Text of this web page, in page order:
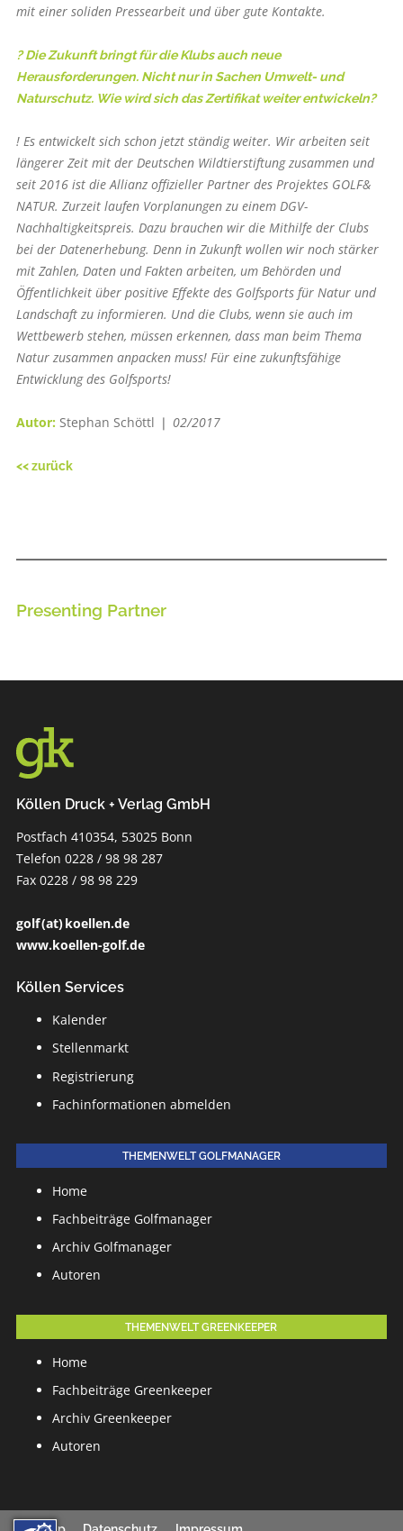
mit einer soliden Pressearbeit und über gute Kontakte.
? Die Zukunft bringt für die Klubs auch neue
Herausforderungen. Nicht nur in Sachen Umwelt- und
Naturschutz. Wie wird sich das Zertifikat weiter entwickeln?
! Es entwickelt sich schon jetzt ständig weiter. Wir arbeiten seit
längerer Zeit mit der Deutschen Wildtierstiftung zusammen und
seit 2016 ist die Allianz offizieller Partner des Projektes GOLF&
NATUR. Zurzeit laufen Vorplanungen zu einem DGV-
Nachhaltigkeitspreis. Dazu brauchen wir die Mithilfe der Clubs
bei der Datenerhebung. Denn in Zukunft wollen wir noch stärker
mit Zahlen, Daten und Fakten arbeiten, um Behörden und
Öffentlichkeit über positive Effekte des Golfsports für Natur und
Landschaft zu informieren. Und die Clubs, wenn sie auch im
Wettbewerb stehen, müssen erkennen, dass man beim Thema
Natur zusammen anpacken muss! Für eine zukunftsfähige
Entwicklung des Golfsports!
Autor: Stephan Schöttl ❘ 02/2017
<< zurück
Presenting Partner
Köllen Druck + Verlag GmbH
Postfach 410354, 53025 Bonn
Telefon 0228 / 98 98 287
Fax 0228 / 98 98 229
golf (at) koellen.de
www.koellen-golf.de
Köllen Services
Kalender
Stellenmarkt
Registrierung
Fachinformationen abmelden
THEMENWELT GOLFMANAGER
Home
Fachbeiträge Golfmanager
Archiv Golfmanager
Autoren
THEMENWELT GREENKEEPER
Home
Fachbeiträge Greenkeeper
Archiv Greenkeeper
Autoren